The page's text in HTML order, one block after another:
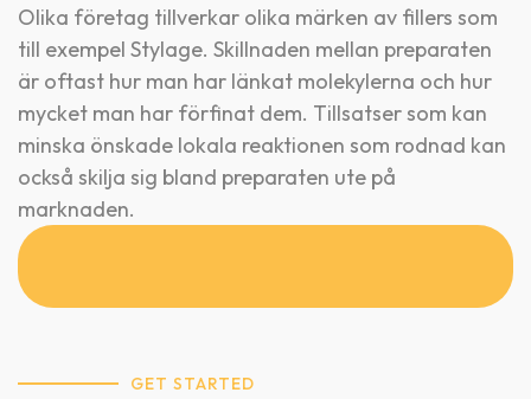
Olika företag tillverkar olika märken av fillers som
till exempel Stylage. Skillnaden mellan preparaten
är oftast hur man har länkat molekylerna och hur
mycket man har förfinat dem. Tillsatser som kan
minska önskade lokala reaktionen som rodnad kan
också skilja sig bland preparaten ute på
marknaden.
GET STARTED